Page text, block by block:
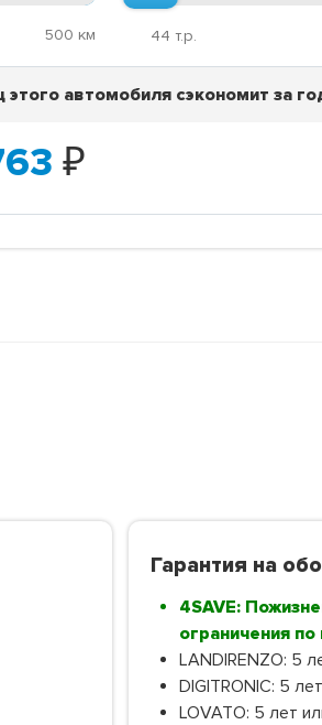
500 км 44 т.р.
этого автомобиля сэкономит за
₽
Гарантия на
4SAVE:
ограничения по
LANDIRENZO: 5
DIGITRONIC: 5
LOVATO: 5 лет